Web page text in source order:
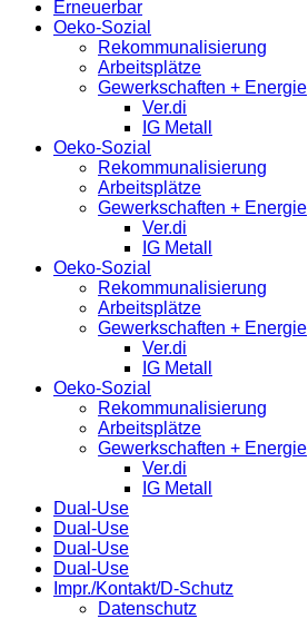
Erneuerbar
Oeko-Sozial
Rekommunalisierung
Arbeitsplätze
Gewerkschaften + Energie
Ver.di
IG Metall
Oeko-Sozial
Rekommunalisierung
Arbeitsplätze
Gewerkschaften + Energie
Ver.di
IG Metall
Oeko-Sozial
Rekommunalisierung
Arbeitsplätze
Gewerkschaften + Energie
Ver.di
IG Metall
Oeko-Sozial
Rekommunalisierung
Arbeitsplätze
Gewerkschaften + Energie
Ver.di
IG Metall
Dual-Use
Dual-Use
Dual-Use
Dual-Use
Impr./Kontakt/D-Schutz
Datenschutz